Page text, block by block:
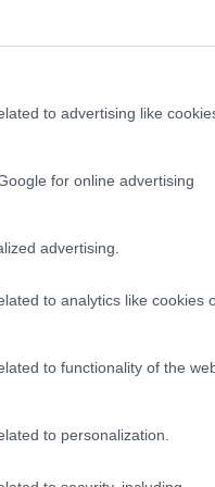
to advertising like
for online advertising
advertising.
to analytics like cookies
to functionality of the
to personalization.
csinálják, mert ez az
– magyarázta a
csökkenteném
van, miért kellene
Oscar Piastri kettősén, és
hogy egyáltalán
eset voltál, ne